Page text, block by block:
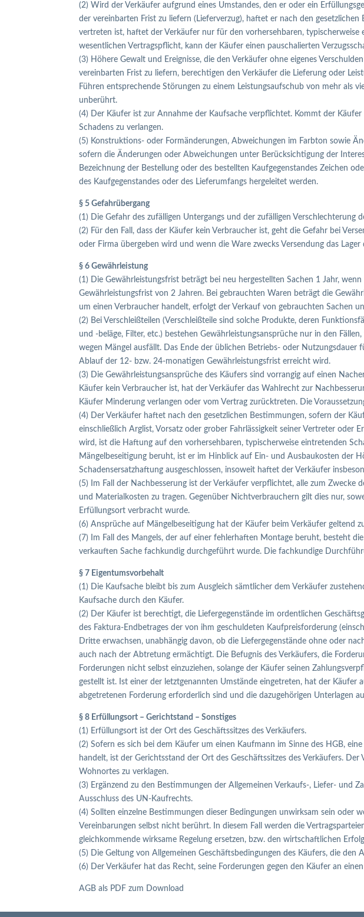
(2) Wird der Verkäufer aufgrund eines Umstandes, den er oder ein
der vereinbarten Frist zu liefern (Lieferverzug), haftet er nach den
vertreten ist, haftet der Verkäufer nur für den vorhersehbaren,
wesentlichen Vertragspflicht, kann der Käufer einen pauschalierten
(3) Höhere Gewalt und Ereignisse, die den Verkäufer ohne eigenes
vereinbarten Frist zu liefern, berechtigen den Verkäufer die Lieferung oder
Führen entsprechende Störungen zu einem Leistungsaufschub von mehr
unberührt.
(4) Der Käufer ist zur Annahme der Kaufsache verpflichtet. Kommt der
Schadens zu verlangen.
(5) Konstruktions- oder Formänderungen, Abweichungen im Farbton sowie
sofern die Änderungen oder Abweichungen unter Berücksichtigung der
Bezeichnung der Bestellung oder des bestellten Kaufgegenstandes Zeichen
des Kaufgegenstandes oder des Lieferumfangs hergeleitet werden.
§ 5 Gefahrübergang
(1) Die Gefahr des zufälligen Untergangs und der zufälligen Verschlechterung
(2) Für den Fall, dass der Käufer kein Verbraucher ist, geht die Gefahr bei
oder Firma übergeben wird und wenn die Ware zwecks Versendung das Lager
§ 6 Gewährleistung
(1) Die Gewährleistungsfrist beträgt bei neu hergestellten Sachen 1 Jahr,
Gewährleistungsfrist von 2 Jahren. Bei gebrauchten Waren beträgt die
um einen Verbraucher handelt, erfolgt der Verkauf von gebrauchten Sachen
(2) Bei Verschleißteilen (Verschleißteile sind solche Produkte, deren
und -beläge, Filter, etc.) bestehen Gewährleistungsansprüche nur in den
wegen Mängel ausfällt. Das Ende der üblichen Betriebs- oder
Ablauf der 12- bzw. 24-monatigen Gewährleistungsfrist erreicht wird.
(3) Die Gewährleistungsansprüche des Käufers sind vorrangig auf einen
Käufer kein Verbraucher ist, hat der Verkäufer das Wahlrecht zur
Käufer Minderung verlangen oder vom Vertrag zurücktreten. Die
(4) Der Verkäufer haftet nach den gesetzlichen Bestimmungen, sofern der
einschließlich Arglist, Vorsatz oder grober Fahrlässigkeit seiner Vertreter oder
wird, ist die Haftung auf den vorhersehbaren, typischerweise eintretenden
Mängelbeseitigung beruht, ist er im Hinblick auf Ein- und Ausbaukosten der
Schadensersatzhaftung ausgeschlossen, insoweit haftet der Verkäufer
(5) Im Fall der Nachbesserung ist der Verkäufer verpflichtet, alle zum
und Materialkosten zu tragen. Gegenüber Nichtverbrauchern gilt dies nur,
Erfüllungsort verbracht wurde.
(6) Ansprüche auf Mängelbeseitigung hat der Käufer beim Verkäufer geltend
(7) Im Fall des Mangels, der auf einer fehlerhaften Montage beruht, besteht
verkauften Sache fachkundig durchgeführt wurde. Die fachkundige
§ 7 Eigentumsvorbehalt
(1) Die Kaufsache bleibt bis zum Ausgleich sämtlicher dem Verkäufer
Kaufsache durch den Käufer.
(2) Der Käufer ist berechtigt, die Liefergegenstände im ordentlichen
des Faktura-Endbetrages der von ihm geschuldeten Kaufpreisforderung
Dritte erwachsen, unabhängig davon, ob die Liefergegenstände ohne oder
auch nach der Abtretung ermächtigt. Die Befugnis des Verkäufers, die
Forderungen nicht selbst einzuziehen, solange der Käufer seinen
gestellt ist. Ist einer der letztgenannten Umstände eingetreten, hat der Käufer
abgetretenen Forderung erforderlich sind und die dazugehörigen Unterlagen
§ 8 Erfüllungsort – Gerichtstand – Sonstiges
(1) Erfüllungsort ist der Ort des Geschäftssitzes des Verkäufers.
(2) Sofern es sich bei dem Käufer um einen Kaufmann im Sinne des HGB,
handelt, ist der Gerichtsstand der Ort des Geschäftssitzes des Verkäufers.
Wohnortes zu verklagen.
(3) Ergänzend zu den Bestimmungen der Allgemeinen Verkaufs-, Liefer- und
Ausschluss des UN-Kaufrechts.
(4) Sollten einzelne Bestimmungen dieser Bedingungen unwirksam sein
Vereinbarungen selbst nicht berührt. In diesem Fall werden die
gleichkommende wirksame Regelung ersetzen, bzw. den wirtschaftlichen
(5) Die Geltung von Allgemeinen Geschäftsbedingungen des Käufers, die den
(6) Der Verkäufer hat das Recht, seine Forderungen gegen den Käufer an
AGB als PDF zum Download